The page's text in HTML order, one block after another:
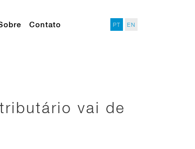
Contato PT EN
vai de